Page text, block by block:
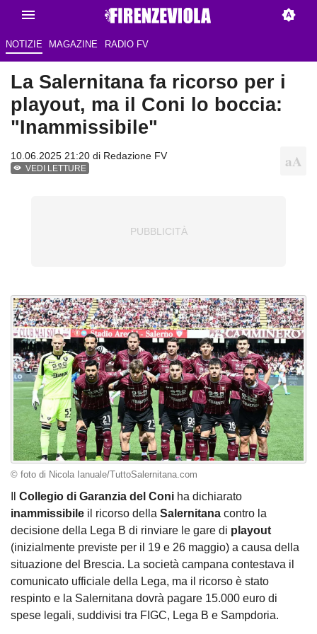
NOTIZIE MAGAZINE RADIO FV
La Salernitana fa ricorso per i
playout, ma il Coni lo boccia:
"Inammissibile"
10.06.2025 21:20 di Redazione FV
VEDI LETTURE
© foto di Nicola Ianuale/TuttoSalernitana.com
Collegio di Garanzia del Coni ha dichiarato
inammissibile il ricorso della Salernitana contro la
decisione della Lega B di rinviare le gare di playout
(inizialmente previste per il 19 e 26 maggio) a causa della
situazione del Brescia. La società campana contestava il
comunicato ufficiale della Lega, ma il ricorso è stato
respinto e la Salernitana dovrà pagare 15.000 euro di
spese legali, suddivisi tra FIGC, Lega B e Sampdoria.